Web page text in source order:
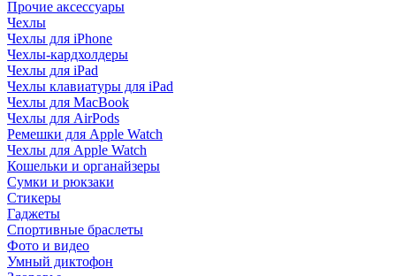
Прочие аксессуары
Чехлы
Чехлы для iPhone
Чехлы-кардхолдеры
Чехлы для iPad
Чехлы клавиатуры для iPad
Чехлы для MacBook
Чехлы для AirPods
Ремешки для Apple Watch
Чехлы для Apple Watch
Кошельки и органайзеры
Сумки и рюкзаки
Стикеры
Гаджеты
Спортивные браслеты
Фото и видео
Умный диктофон